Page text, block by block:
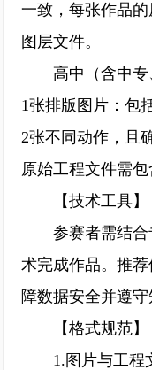
一致，每张作品
图层文件。
高中（含中专
1张排版图片：包
2张不同动作，且
原始工程文件需包
【技术工具】
参赛者需结合
术完成作品。推
障数据安全并遵守
【格式规范】
1.图片与工程文